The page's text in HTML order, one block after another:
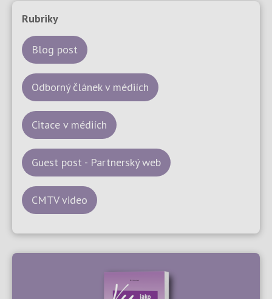
Rubriky
Blog post
Odborný článek v médiích
Citace v médiích
Guest post - Partnerský web
CMTV video